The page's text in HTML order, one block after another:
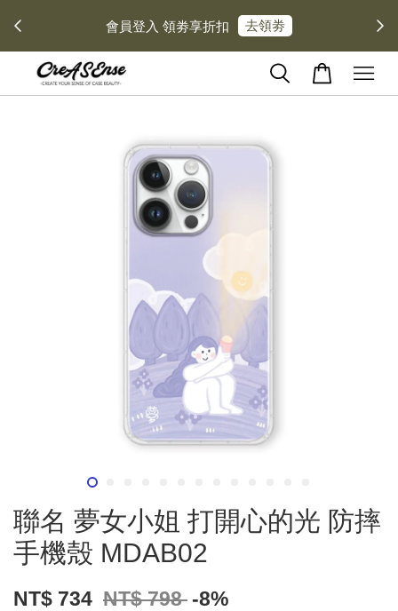
會員登入 領劵享折扣 去領劵
聯名 夢女小姐 打開心的光 防摔
手機殼 MDAB02
NT$ 734 NT$ 798 -8%